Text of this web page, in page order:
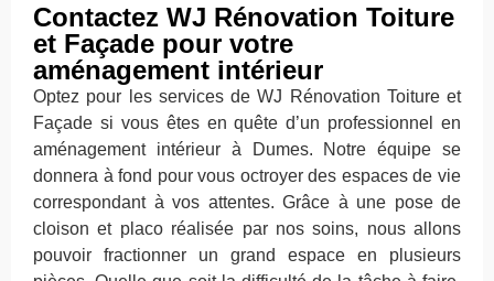
Contactez WJ Rénovation Toiture
et Façade pour votre
aménagement intérieur
Optez pour les services de WJ Rénovation Toiture et
Façade si vous êtes en quête d’un professionnel en
aménagement intérieur à Dumes. Notre équipe se
donnera à fond pour vous octroyer des espaces de vie
correspondant à vos attentes. Grâce à une pose de
cloison et placo réalisée par nos soins, nous allons
pouvoir fractionner un grand espace en plusieurs